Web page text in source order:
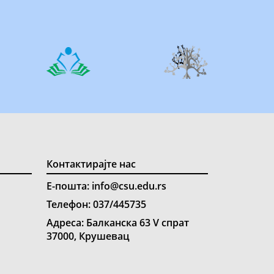
Контактирајте нас
Е-пошта: info@csu.edu.rs
Телефон: 037/445735
Адреса: Балканска 63 V спрат
37000, Крушевац